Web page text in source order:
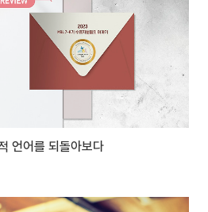
고 ─ 치료적 언어를 되돌아보다